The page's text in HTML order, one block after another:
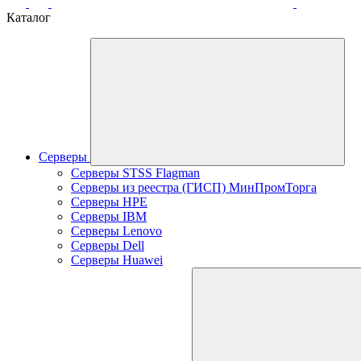
Каталог
Серверы
Серверы STSS Flagman
Серверы из реестра (ГИСП) МинПромТорга
Серверы HPE
Серверы IBM
Серверы Lenovo
Серверы Dell
Серверы Huawei